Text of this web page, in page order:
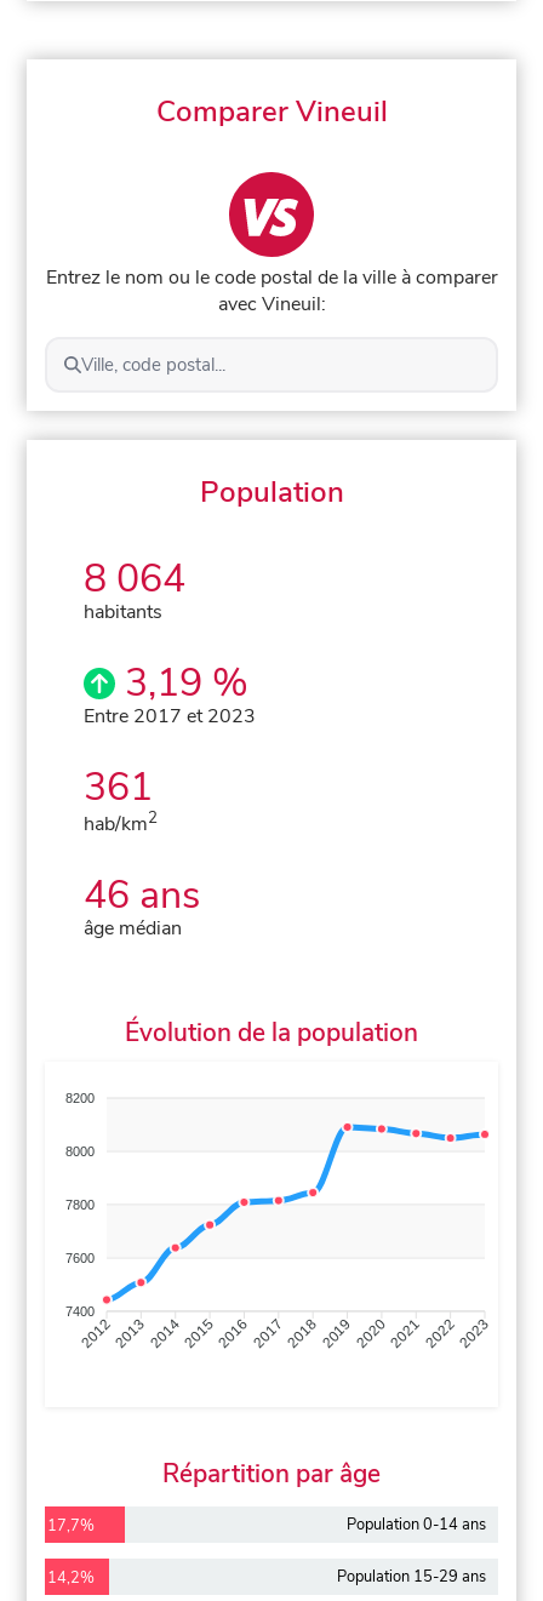
Comparer Vineuil
Entrez le nom ou le code postal de la ville à comparer
avec Vineuil:
Ville, code postal...
Population
8 064
habitants
3,19 %
Entre 2017 et 2023
361
hab/km2
46 ans
âge médian
Évolution de la population
8200
8000
7800
7600
7400
201220132014201520162017 20182019 2020202120222023
Répartition par âge
17,7% Population 0-14 ans
14,2% Population 15-29 ans